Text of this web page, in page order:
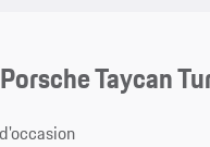
Taycan